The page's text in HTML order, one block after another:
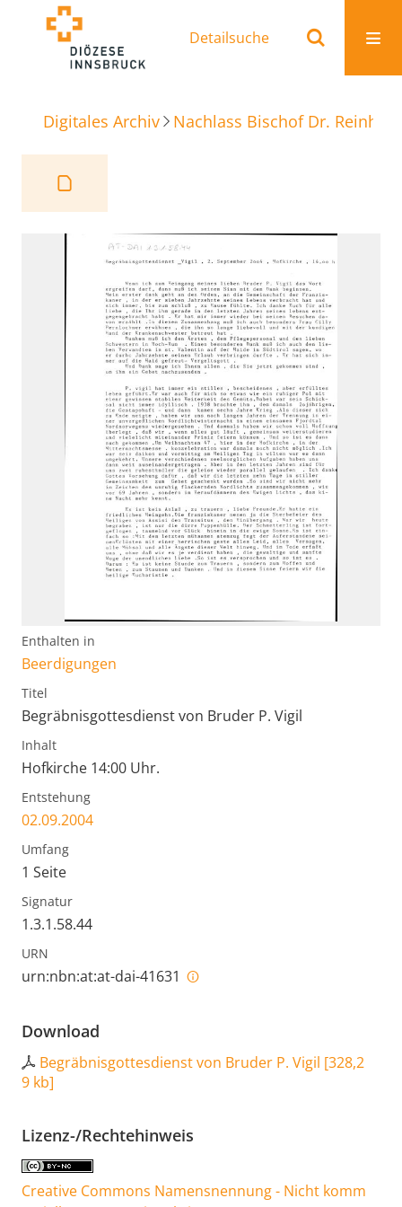
Detailsuche
Digitales Archiv Nachlass Bischof Dr.
Enthalten in
Beerdigungen
Titel
Begräbnisgottesdienst von Bruder P. Vigil
Inhalt
Hofkirche 14:00 Uhr.
Entstehung
02.09.2004
Umfang
1 Seite
Signatur
1.3.1.58.44
URN
urn:nbn:at:at-dai-41631
Download
Begräbnisgottesdienst von Bruder P. Vigil [328,2
9 kb]
Lizenz-/Rechtehinweis
Creative Commons Namensnennung - Nicht komm